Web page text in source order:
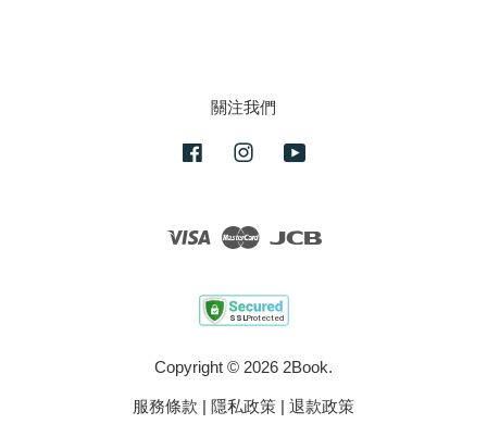
關注我們
FacebookInstagram
Visa Master
Copyright © 2026 2Book.
服務條款 | 隱私政策 | 退款政策